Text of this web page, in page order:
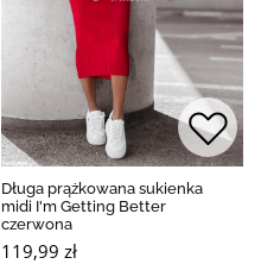
Długa prążkowana sukienka
midi I'm Getting Better
czerwona
119,99 zł